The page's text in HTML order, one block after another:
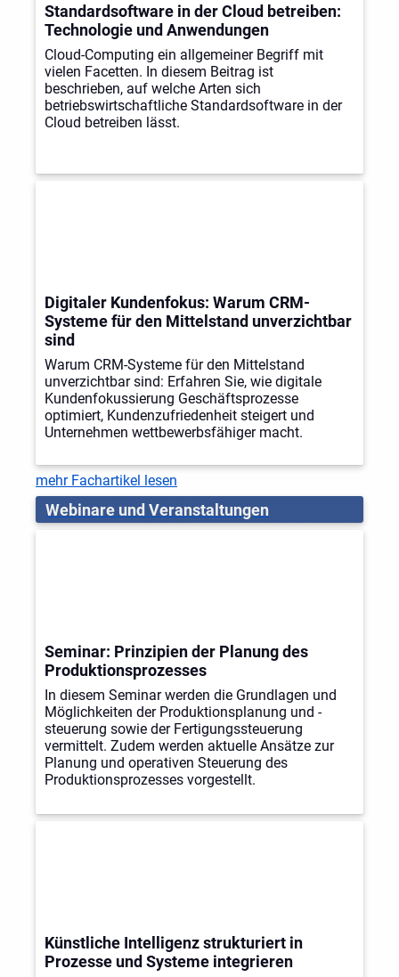
Standardsoftware in der Cloud betreiben:
Technologie und Anwendungen
Cloud-Computing ein allgemeiner Begriff mit
vielen Facetten. In diesem Beitrag ist
beschrieben, auf welche Arten sich
betriebswirtschaftliche Standardsoftware in der
Cloud betreiben lässt.
Digitaler Kundenfokus: Warum CRM-
Systeme für den Mittelstand unverzichtbar
sind
Warum CRM-Systeme für den Mittelstand
unverzichtbar sind: Erfahren Sie, wie digitale
Kundenfokussierung Geschäftsprozesse
optimiert, Kundenzufriedenheit steigert und
Unternehmen wettbewerbsfähiger macht.
mehr Fachartikel lesen
Webinare und Veranstaltungen
Seminar: Prinzipien der Planung des
Produktionsprozesses
In diesem Seminar werden die Grundlagen und
Möglichkeiten der Produktionsplanung und -
steuerung sowie der Fertigungssteuerung
vermittelt. Zudem werden aktuelle Ansätze zur
Planung und operativen Steuerung des
Produktionsprozesses vorgestellt.
Künstliche Intelligenz strukturiert in
Prozesse und Systeme integrieren